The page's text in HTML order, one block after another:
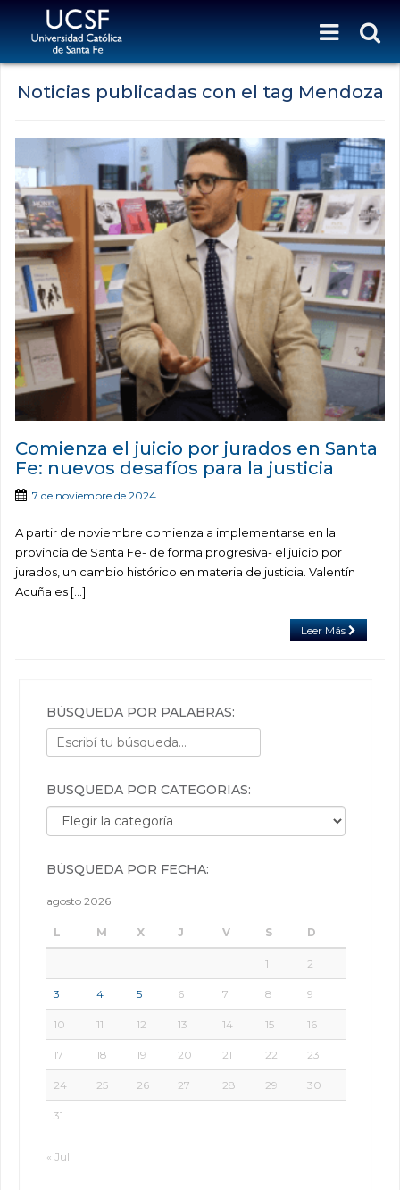
Noticias publicadas con el tag Mendoza
Comienza el juicio por jurados en Santa
Fe: nuevos desafíos para la justicia
7 de noviembre de 2024
A partir de noviembre comienza a implementarse en la
provincia de Santa Fe- de forma progresiva- el juicio por
jurados, un cambio histórico en materia de justicia. Valentín
Acuña es […]
Leer Más
BÚSQUEDA POR PALABRAS:
BÚSQUEDA POR CATEGORÍAS:
Búsqueda por categorías:
BÚSQUEDA POR FECHA:
agosto 2026
L M X J V S D
1 2
3 4 5 6 7 8 9
10 11 12 13 14 15 16
17 18 19 20 21 22 23
24 25 26 27 28 29 30
31
« Jul